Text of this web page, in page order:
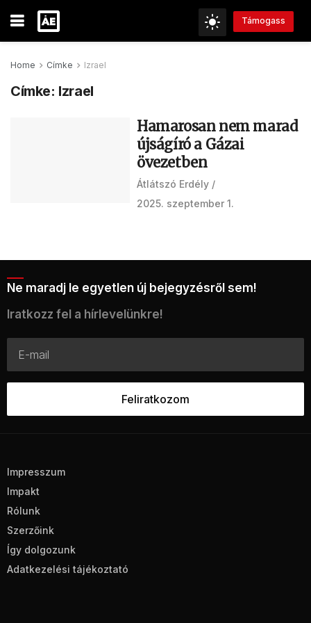
Támogass
Home Címke Izrael
Címke: Izrael
Hamarosan nem marad
újságíró a Gázai
övezetben
Átlátszó Erdély
2025. szeptember 1.
Ne maradj le egyetlen új bejegyzésről sem!
Iratkozz fel a hírlevelünkre!
Impresszum
Impakt
Rólunk
Szerzőink
Így dolgozunk
Adatkezelési tájékoztató